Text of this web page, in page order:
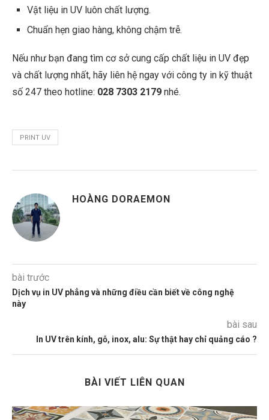
Vật liệu in UV luôn chất lượng.
Chuẩn hẹn giao hàng, không chậm trễ.
Nếu như bạn đang tìm cơ sở cung cấp chất liệu in UV đẹp
và chất lượng nhất, hãy liên hệ ngay với công ty in kỹ thuật
số 247 theo hotline: 028 7303 2179 nhé.
PRINT UV
HOÀNG DORAEMON
bài trước
Dịch vụ in UV phẳng và những điều cần biết về công nghệ
này
bài sau
In UV trên kính, gỗ, inox, alu: Sự thật hay chỉ quảng cáo ?
BÀI VIẾT LIÊN QUAN